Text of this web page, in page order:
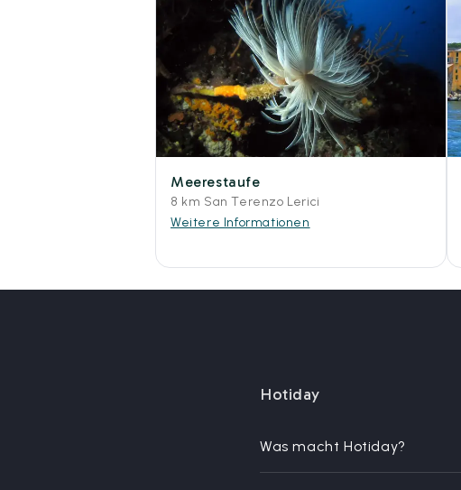
Meerestaufe
8 km San Terenzo Lerici
Weitere Informationen
Hotiday
Was macht Hotiday?